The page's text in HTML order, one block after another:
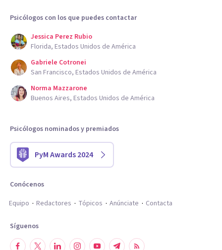
Psicólogos con los que puedes contactar
Jessica Perez Rubio
Florida, Estados Unidos de América
Gabriele Cotronei
San Francisco, Estados Unidos de América
Norma Mazzarone
Buenos Aires, Estados Unidos de América
Psicólogos nominados y premiados
PyM Awards 2024
Conócenos
Equipo
Redactores Tópicos Anúnciate Contacta
Síguenos